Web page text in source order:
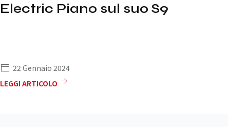
Electric Piano sul suo S9
22 Gennaio 2024
LEGGI ARTICOLO